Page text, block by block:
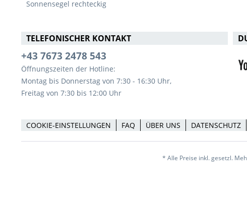
Sonnensegel rechteckig
TELEFONISCHER KONTAKT
+43 7673 2478 543
Öffnungszeiten der Hotline:
Montag bis Donnerstag von 7:30 - 16:30 Uhr,
Freitag von 7:30 bis 12:00 Uhr
COOKIE-EINSTELLUNGEN FAQ ÜBER UNS DATENSCHUTZ
* Alle Preise inkl. gesetzl.